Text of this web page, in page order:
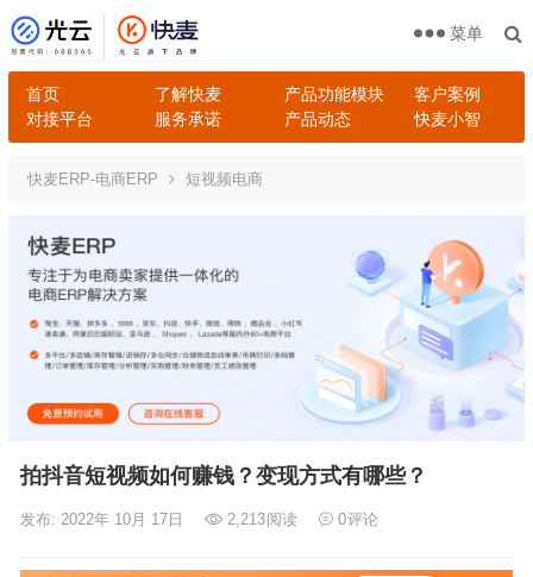
首页 了解快麦 产品功能模块
客户案例
对接平台
服务承诺 产品动态 快麦小智
菜单
快麦ERP-电商ERP 短视频电商
拍抖音短视频如何赚钱？变现方式有哪些？
发布: 2022年 10月 17日 2,213阅读 0评论